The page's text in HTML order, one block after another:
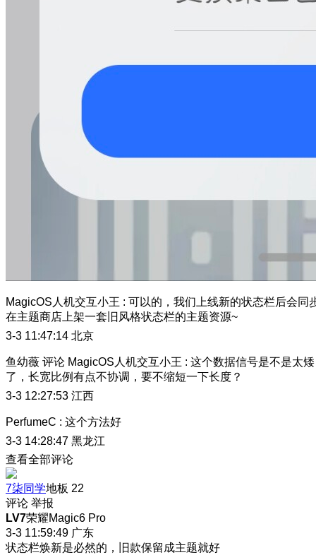
MagicOS人机交互小王 : 可以的，我们上线新的状态栏后会同
在主题商店上架一套旧风格状态栏的主题资源~
3-3 11:47:14 北京
鱼幼薇 评论 MagicOS人机交互小王 : 这个数据信号是不是太矮
了，长宽比例有点不协调，要不缩短一下长度？
3-3 12:27:53 江西
PerfumeC : 这个方法好
3-3 14:28:47 黑龙江
查看全部评论
7柒同学地板 22
评论 举报
LV7荣耀Magic6 Pro
3-3 11:59:49 广东
状态栏焕新是必然的，旧款保留成主题就好